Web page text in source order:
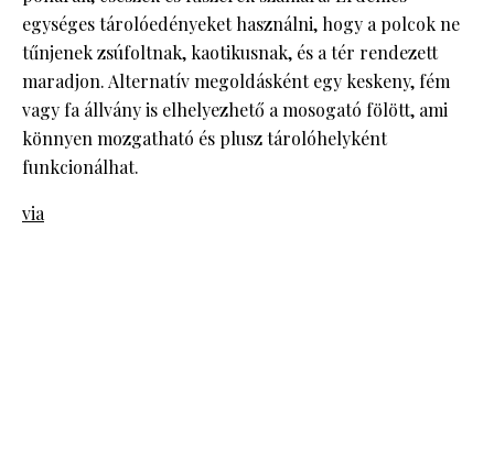
egységes tárolóedényeket használni, hogy a polcok ne
tűnjenek zsúfoltnak, kaotikusnak, és a tér rendezett
maradjon. Alternatív megoldásként egy keskeny, fém
vagy fa állvány is elhelyezhető a mosogató fölött, ami
könnyen mozgatható és plusz tárolóhelyként
funkcionálhat.
via